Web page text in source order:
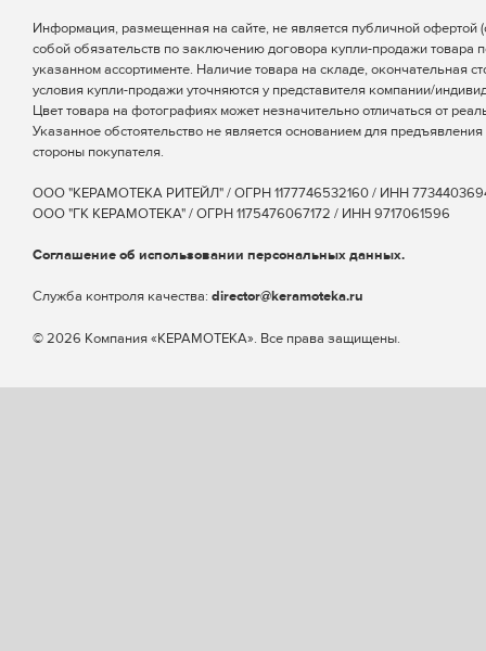
Информация, размещенная на сайте, не является публичной офертой
собой обязательств по заключению договора купли-продажи товара
указанном ассортименте. Наличие товара на складе, окончательная
условия купли-продажи уточняются у представителя компании/
Цвет товара на фотографиях может незначительно отличаться от
Указанное обстоятельство не является основанием для
стороны покупателя.
ООО "КЕРАМОТЕКА РИТЕЙЛ" / ОГРН 1177746532160 / ИНН
ООО "ГК КЕРАМОТЕКА" / ОГРН 1175476067172 / ИНН 9717061596
Соглашение об использовании персональных данных.
Cлужба контроля качества: director@keramoteka.ru
© 2026 Компания «КЕРАМОТЕКА». Все права защищены.